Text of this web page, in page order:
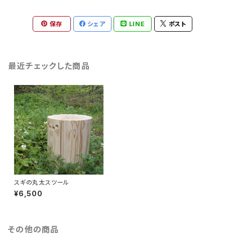
保存 シェア LINE ポスト
最近チェックした商品
スギの丸太スツール
¥6,500
その他の商品